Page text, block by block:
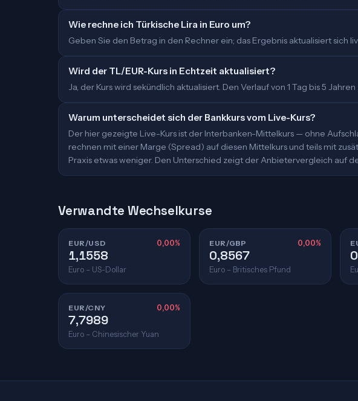
Wie rechne ich Türkische Lira in Euro um?
Geben Sie den Betrag in den Rechner ein; das Ergebnis aktualisiert sich
Wird der TL/EUR-Kurs in Echtzeit aktualisiert?
Ja, der Kurs wird sekündlich aktualisiert. Den Verlauf von 1 Tag bis 5
Warum unterscheidet sich der Bankkurs vom Live-Kurs?
Der hier gezeigte Live-Kurs ist der Interbanken-Mittelkurs — ohne
rechnen mit einer Marge (Spread) auf diesen Mittelkurs und teils mit
Praxis etwas weniger. Den Unterschied zeigt der Anbietervergleich auf
Verwandte Wechselkurse
EUR/USD 0,00%
1,1558
Euro – US-Dollar
EUR/GBP 0,00%
0,8567
Euro – Britisches Pfund
EUR/CNY 0,00%
7,7989
Euro – Chinesischer Yuan